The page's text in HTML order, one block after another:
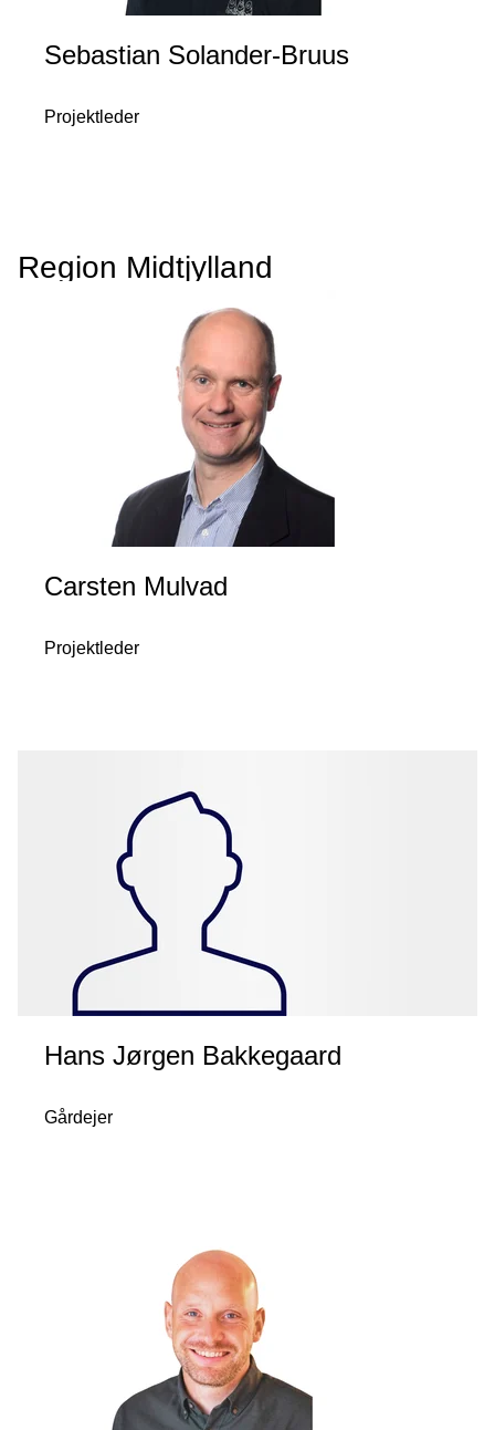
Sebastian Solander-Bruus
Projektleder
Region Midtjylland
Carsten Mulvad
Projektleder
Hans Jørgen Bakkegaard
Gårdejer